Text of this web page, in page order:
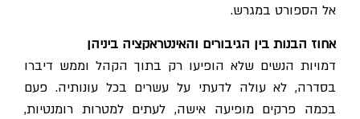
אל הספורט במגרש.
אחוז הבנות בין הגיבורים והאינטראקציה ביניהן
דמויות הנשים שלא הופיעו רק בתוך הקהל וממש דיברו
בסדרה, לא עולה לדעתי על עשרים בכל עונותיה. פעם
בכמה פרקים מופיעה אישה, לעתים למטרות רומנטיות,